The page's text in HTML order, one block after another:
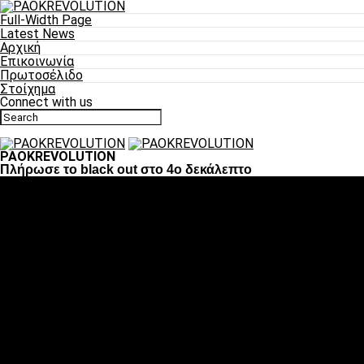
Full-Width Page
Latest News
Αρχική
Επικοινωνία
Πρωτοσέλιδο
Στοίχημα
Connect with us
PAOKREVOLUTION
Πλήρωσε το black out στο 4ο δεκάλεπτο